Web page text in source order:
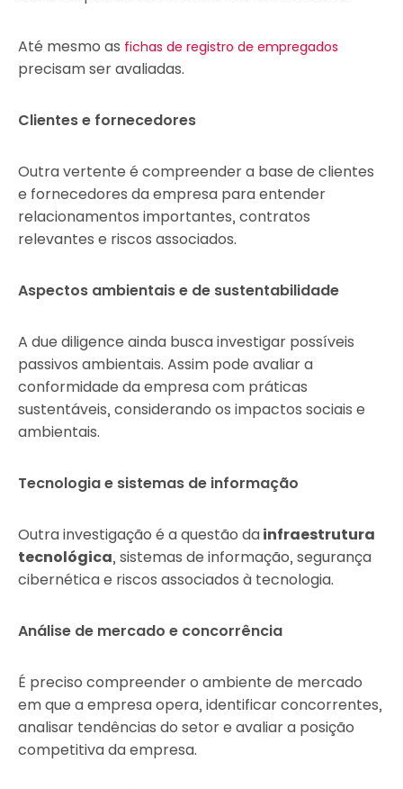
Até mesmo as fichas de registro de empregados
precisam ser avaliadas.
Clientes e fornecedores
Outra vertente é compreender a base de clientes
e fornecedores da empresa para entender
relacionamentos importantes, contratos
relevantes e riscos associados.
Aspectos ambientais e de sustentabilidade
A due diligence ainda busca investigar possíveis
passivos ambientais. Assim pode avaliar a
conformidade da empresa com práticas
sustentáveis, considerando os impactos sociais e
ambientais.
Tecnologia e sistemas de informação
Outra investigação é a questão dainfraestrutura
tecnológica, sistemas de informação, segurança
cibernética e riscos associados à tecnologia.
Análise de mercado e concorrência
É preciso compreender o ambiente de mercado
em que a empresa opera, identificar concorrentes,
analisar tendências do setor e avaliar a posição
competitiva da empresa.